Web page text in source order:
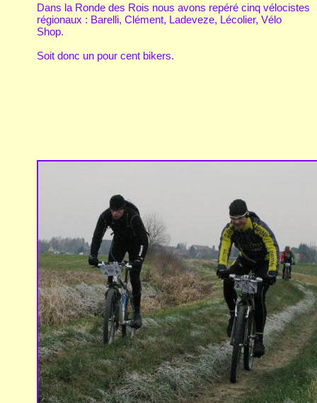
Dans la Ronde des Rois nous avons repéré cinq vélocistes
régionaux : Barelli, Clément, Ladeveze, Lécolier, Vélo
Shop.
Soit donc un pour cent bikers.